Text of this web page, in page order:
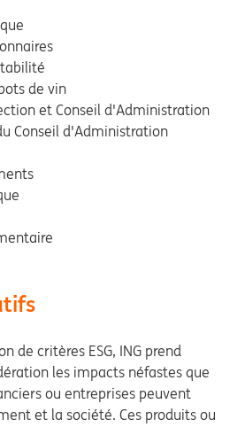
de vin
et Conseil d'Administration
Conseil d'Administration
de critères ESG, ING prend
les impacts néfastes que
ou entreprises peuvent
et la société. Ces produits ou